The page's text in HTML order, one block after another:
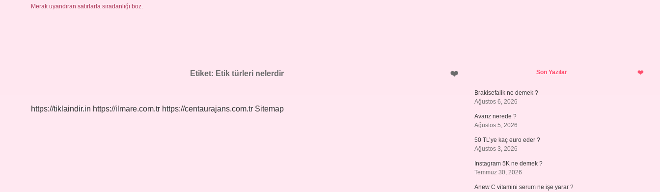
Merak uyandıran satırlarla sıradanlığı boz.
Etiket: Etik türleri nelerdir
https://tiklaindir.in https://ilmare.com.tr https://centaurajans.com.tr Sitemap
SidebarSon Yazılar
Brakisefalik ne demek ?
Ağustos 6, 2026
Avarız nerede ?
Ağustos 5, 2026
50 TL’ye kaç euro eder ?
Ağustos 3, 2026
Instagram 5K ne demek ?
Temmuz 30, 2026
Anew C vitamini serum ne işe yarar ?